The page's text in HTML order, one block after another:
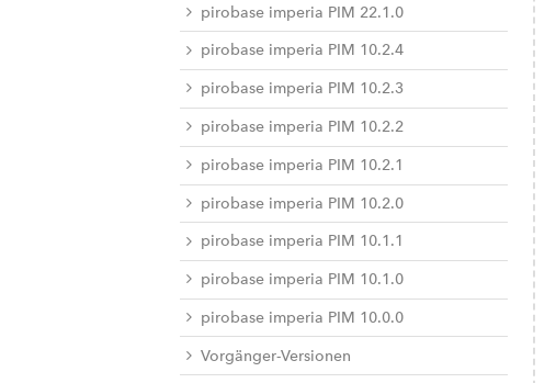
pirobase imperia PIM 22.1.0
pirobase imperia PIM 10.2.4
pirobase imperia PIM 10.2.3
pirobase imperia PIM 10.2.2
pirobase imperia PIM 10.2.1
pirobase imperia PIM 10.2.0
pirobase imperia PIM 10.1.1
pirobase imperia PIM 10.1.0
pirobase imperia PIM 10.0.0
Vorgänger-Versionen